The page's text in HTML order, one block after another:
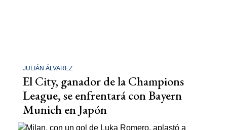
JULIÁN ÁLVAREZ
El City, ganador de la Champions
League, se enfrentará con Bayern
Munich en Japón